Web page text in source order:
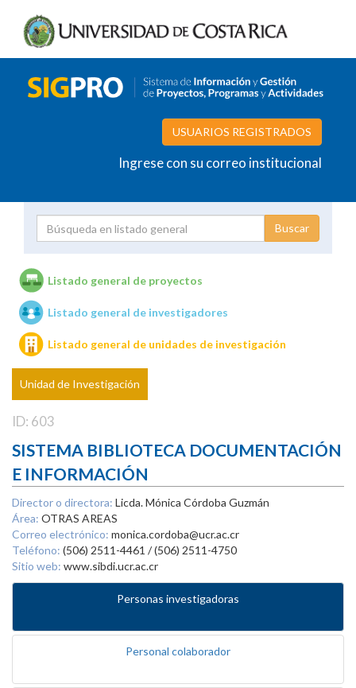
USUARIOS REGISTRADOS
Ingrese con su correo institucional
Unidades de investigación
Listado general de proyectos
Listado general de investigadores
Listado general de unidades de investigación
Unidad de Investigación
ID: 603
SISTEMA BIBLIOTECA DOCUMENTACIÓN
E INFORMACIÓN
Director o directora: Licda. Mónica Córdoba Guzmán
Área: OTRAS AREAS
Correo electrónico: monica.cordoba@ucr.ac.cr
Teléfono: (506) 2511-4461 / (506) 2511-4750
Sitio web: www.sibdi.ucr.ac.cr
Personas investigadoras
Personal colaborador